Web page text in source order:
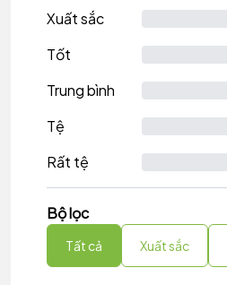
Xuất sắc
Tốt
Trung bình
Tệ
Rất tệ
Bộ lọc
Tất cả Xuất sắc